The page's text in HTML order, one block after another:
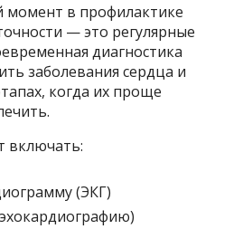
в профилактике
— это регулярные
диагностика
заболевания сердца и
когда их проще
включать:
(ЭКГ)